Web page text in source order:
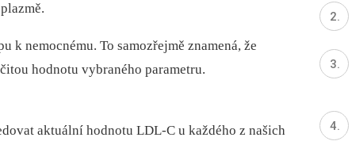
k nemocnému. To samozřejmě znamená, že
hodnotu vybraného parametru.
aktuální hodnotu LDL-C u každého z našich